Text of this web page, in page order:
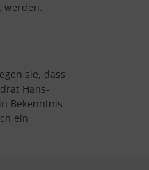
werden.
sie, dass
Hans-
Bekenntnis
ein